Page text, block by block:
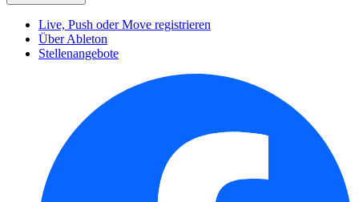
Live, Push oder Move registrieren
Über Ableton
Stellenangebote